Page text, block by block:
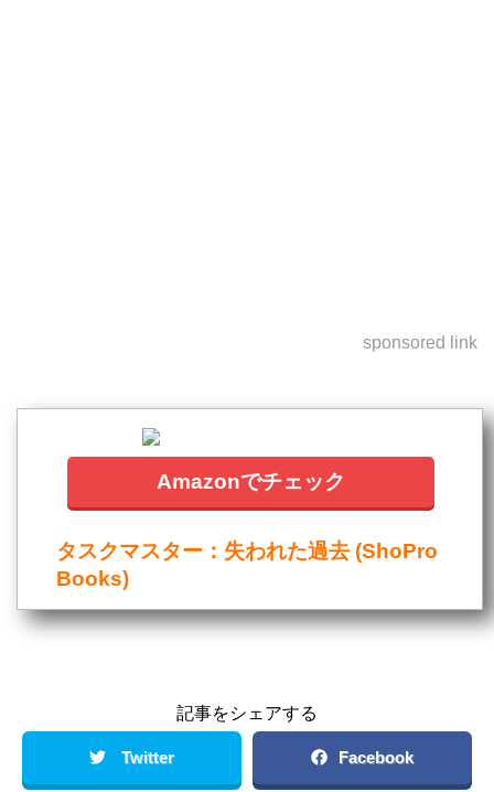
sponsored link
Amazonでチェック
タスクマスター：失われた過去 (ShoPro
Books)
記事をシェアする
Twitter Facebook